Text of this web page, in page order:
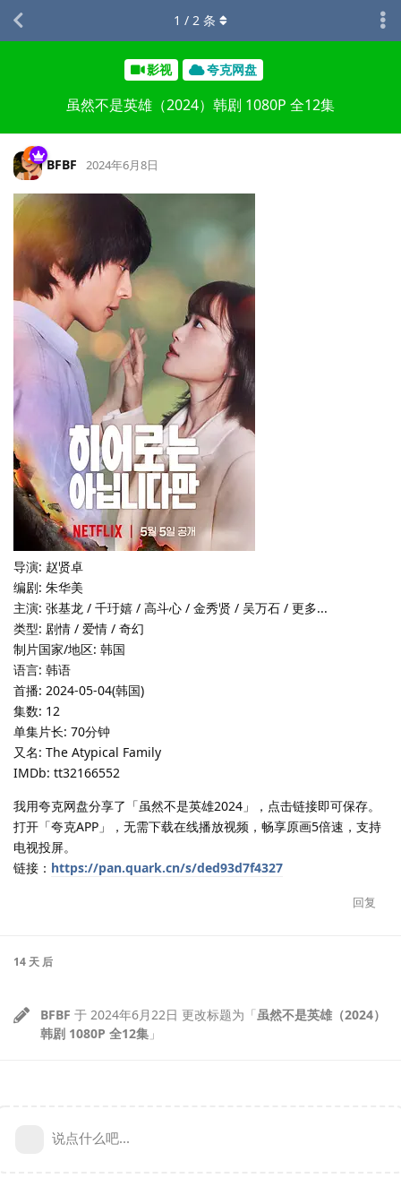
影视 夸克网盘
虽然不是英雄（2024）韩剧 1080P 全12集
1 / 2 条
BFBF 2024年6月8日
导演: 赵贤卓
编剧: 朱华美
主演: 张基龙 / 千玗嬉 / 高斗心 / 金秀贤 / 吴万石 / 更多...
类型: 剧情 / 爱情 / 奇幻
制片国家/地区: 韩国
语言: 韩语
首播: 2024-05-04(韩国)
集数: 12
单集片长: 70分钟
又名: The Atypical Family
IMDb: tt32166552
我用夸克网盘分享了「虽然不是英雄2024」，点击链接即可保存。
打开「夸克APP」，无需下载在线播放视频，畅享原画5倍速，支持
电视投屏。
链接： https://pan.quark.cn/s/ded93d7f4327
回复
14 天 后
BFBF 于 2024年6月22日 更改标题为「虽然不是英雄（2024）
韩剧 1080P 全12集 」
说点什么吧...